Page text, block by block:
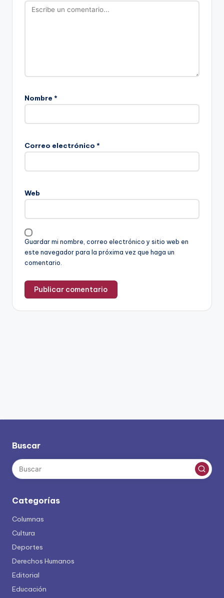
Nombre *
Correo electrónico *
Web
Guardar mi nombre, correo electrónico y sitio web en
este navegador para la próxima vez que haga un
comentario.
Buscar
Categorías
Columnas
Cultura
Deportes
Derechos Humanos
Editorial
Educación